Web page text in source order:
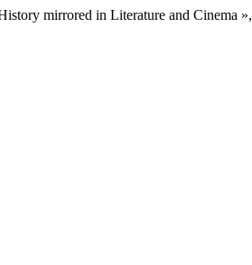
mirrored in Literature and Cinema »,